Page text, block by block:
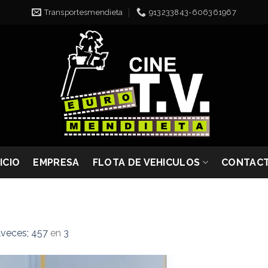
Transportesmendieta 913233843-606361967
EMPRESA FLOTA DE VEHICULOS
457 en 3